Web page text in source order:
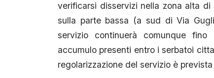
verificarsi disservizi nella zona alta
sulla parte bassa (a sud di Via
servizio continuerà comunque
accumulo presenti entro i serbatoi
regolarizzazione del servizio è